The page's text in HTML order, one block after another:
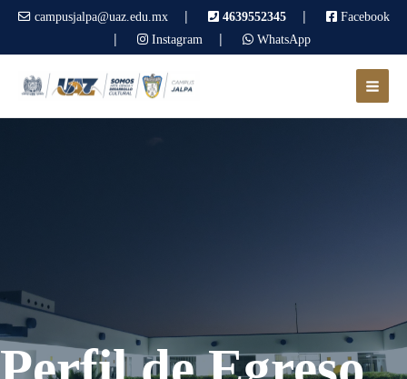
campusjalpa@uaz.edu.mx| 4639552345| Facebook
| Instagram| WhatsApp